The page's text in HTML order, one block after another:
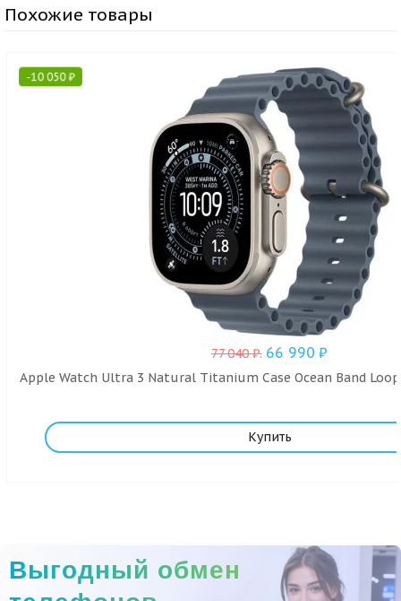
Похожие товары
-10 050₽
77 040₽. 66 990₽
Apple Watch Ultra 3 Natural Titanium Case Ocean Band
Купить
Выгодный обмен